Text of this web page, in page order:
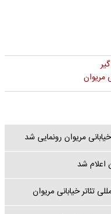
مریوان
مریوان رونمایی شد
اعلام شد
تئاتر خیابانی مریوان